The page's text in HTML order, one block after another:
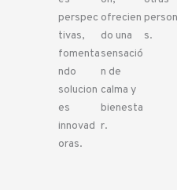
perspec
tivas,
fomenta
ndo
solucion
es
innovad
oras.
ofrecien
do una
sensació
n de
calma y
bienesta
r.
s.